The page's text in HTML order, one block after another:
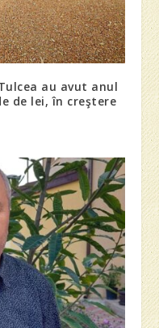
au avut anul
de lei, în creştere